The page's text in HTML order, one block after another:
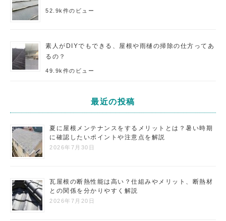
52.9k件のビュー
素人がDIYでもできる、屋根や雨樋の掃除の仕方ってあ
るの？
49.9k件のビュー
最近の投稿
夏に屋根メンテナンスをするメリットとは？暑い時期
に確認したいポイントや注意点を解説
2026年7月30日
瓦屋根の断熱性能は高い？仕組みやメリット、断熱材
との関係を分かりやすく解説
2026年7月20日